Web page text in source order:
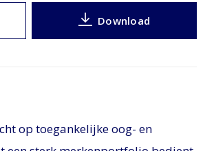
Download
op toegankelijke oog- en